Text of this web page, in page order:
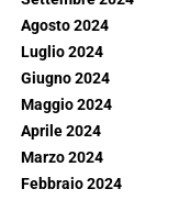
Agosto 2024
Luglio 2024
Giugno 2024
Maggio 2024
Aprile 2024
Marzo 2024
Febbraio 2024